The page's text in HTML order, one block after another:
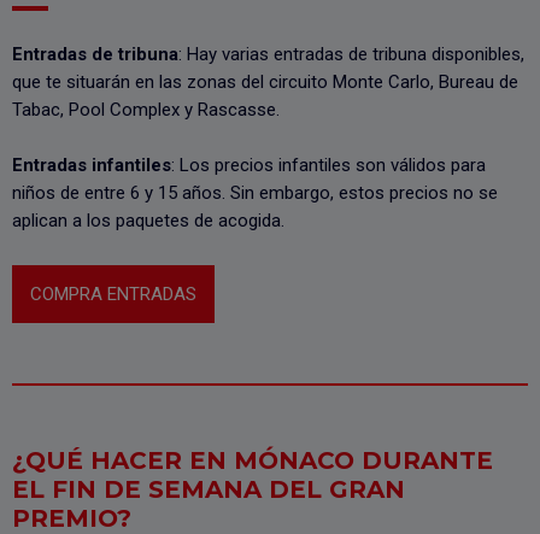
Entradas de tribuna: Hay varias entradas de tribuna disponibles,
que te situarán en las zonas del circuito Monte Carlo, Bureau de
Tabac, Pool Complex y Rascasse.
Entradas infantiles: Los precios infantiles son válidos para
niños de entre 6 y 15 años. Sin embargo, estos precios no se
aplican a los paquetes de acogida.
COMPRA ENTRADAS
¿QUÉ HACER EN MÓNACO DURANTE
EL FIN DE SEMANA DEL GRAN
PREMIO?